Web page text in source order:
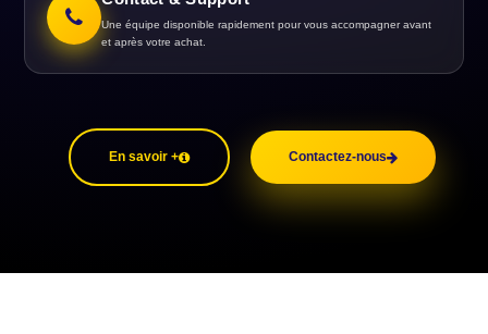
Une équipe disponible rapidement pour vous accompagner avant
et après votre achat.
En savoir + Contactez-nous